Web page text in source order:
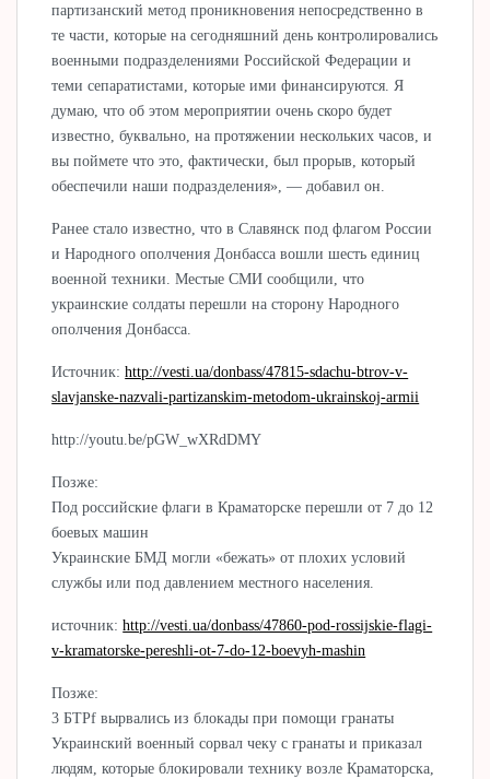
партизанский метод проникновения непосредственно в
те части, которые на сегодняшний день контролировались
военными подразделениями Российской Федерации и
теми сепаратистами, которые ими финансируются. Я
думаю, что об этом мероприятии очень скоро будет
известно, буквально, на протяжении нескольких часов, и
вы поймете что это, фактически, был прорыв, который
обеспечили наши подразделения», — добавил он.
Ранее стало известно, что в Славянск под флагом России
и Народного ополчения Донбасса вошли шесть единиц
военной техники. Местые СМИ сообщили, что
украинские солдаты перешли на сторону Народного
ополчения Донбасса.
Источник:http://vesti.ua/donbass/47815-sdachu-btrov-v-
slavjanske-nazvali-partizanskim-metodom-ukrainskoj-armii
http://youtu.be/pGW_wXRdDMY
Позже:
Под российские флаги в Краматорске перешли от 7 до 12
боевых машин
Украинские БМД могли «бежать» от плохих условий
службы или под давлением местного населения.
источник:http://vesti.ua/donbass/47860-pod-rossijskie-flagi-
v-kramatorske-pereshli-ot-7-do-12-boevyh-mashin
Позже:
3 БТРf вырвались из блокады при помощи гранаты
Украинский военный сорвал чеку с гранаты и приказал
людям, которые блокировали технику возле Краматорска,